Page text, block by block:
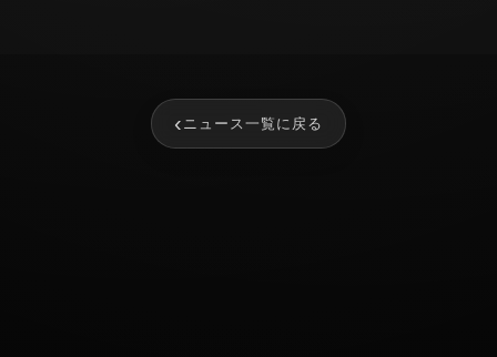
‹ ニュース一覧に戻る